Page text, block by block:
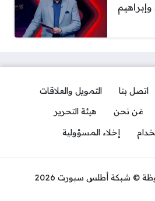
اتصل بنا
التمويل والعلاقات
مَن نحن
هيئة التحرير
إخلاء المسؤولية
© شبكة أطلس سبورت 2026